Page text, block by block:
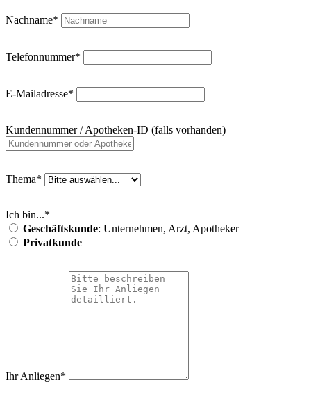
Nachname*
Telefonnummer*
E-Mailadresse*
Kundennummer / Apotheken-ID (falls vorhanden)
Thema*
Ich bin...*
Geschäftskunde: Unternehmen, Arzt, Apotheker
Privatkunde
Ihr Anliegen*